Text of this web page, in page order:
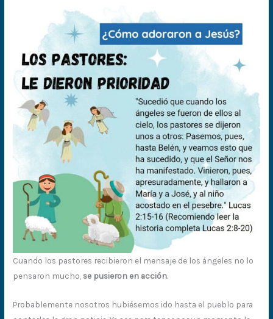
Cuando los pastores recibieron el mensaje de los ángeles no lo
pensaron mucho, se pusieron en acción.
Probablemente nosotros hubiésemos ido hasta el pueblo para